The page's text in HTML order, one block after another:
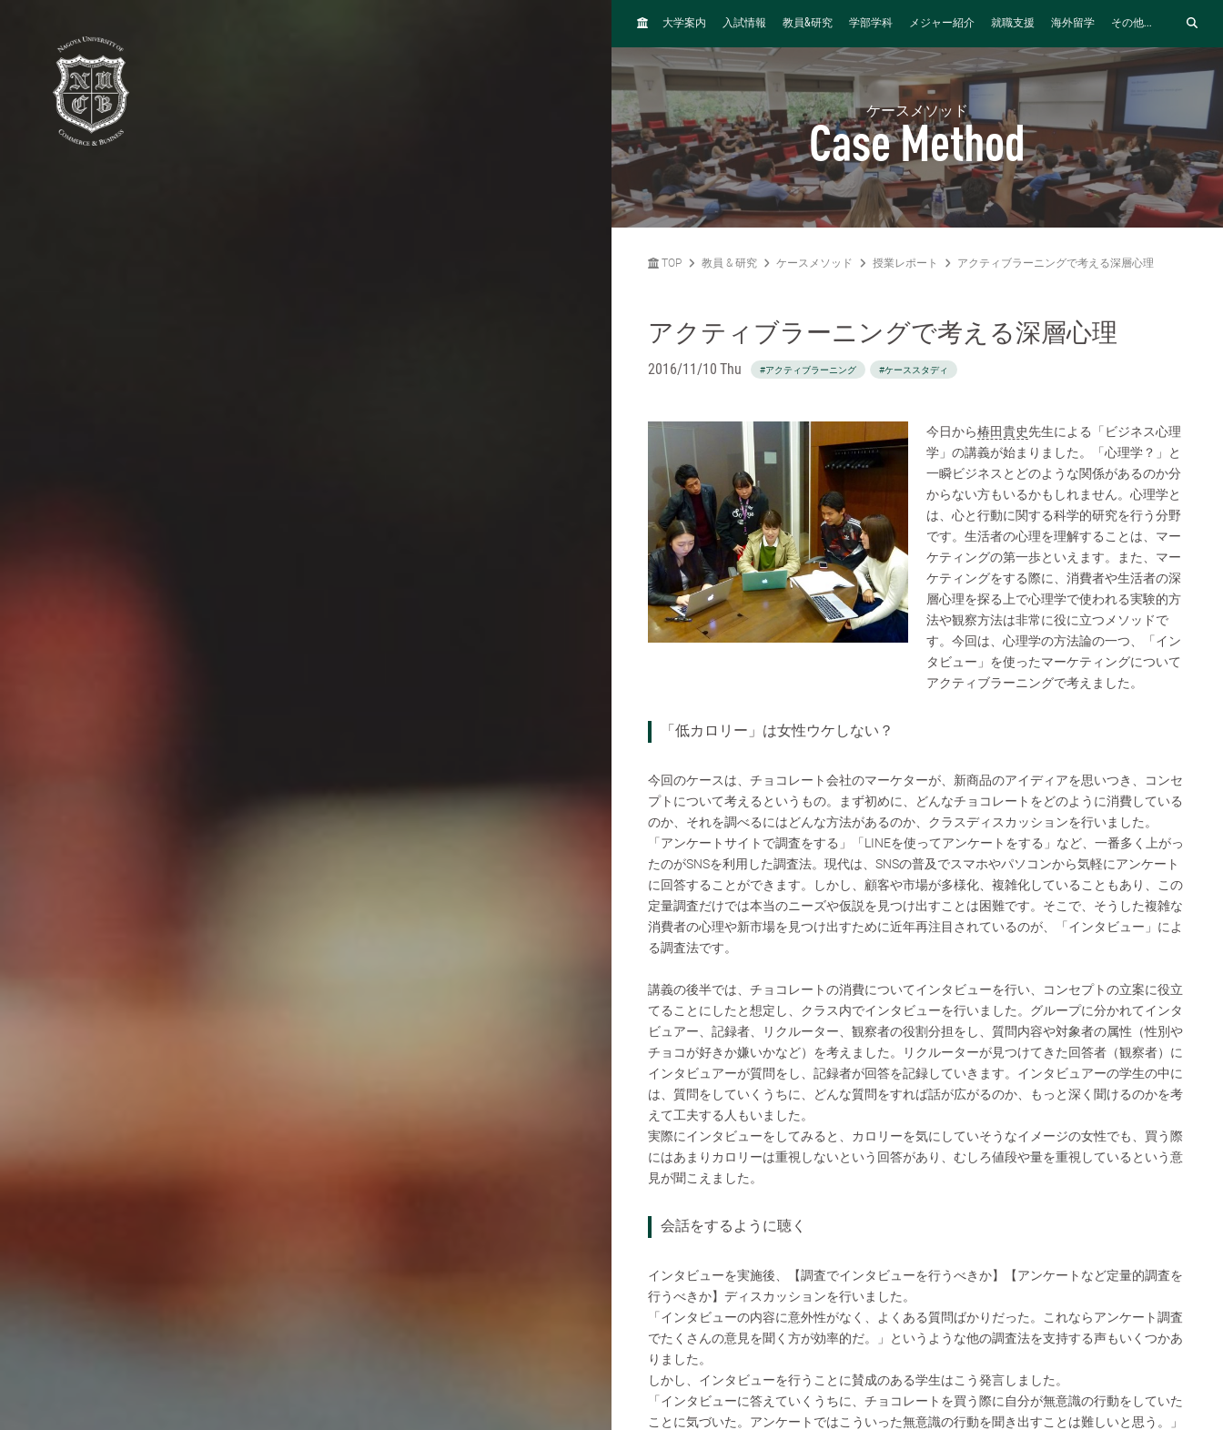
H
M
大学案内 入試情報 教員&研究 学部学科 メジャー紹介 就職支援 海外留学 その他...
ケースメソッド
Case Method
TOP 教員 & 研究 ケースメソッド 授業レポート アクティブラーニングで考える深層心理
アクティブラーニングで考える深層心理
2016/11/10 Thu #アクティブラーニング #ケーススタディ
今日から椿田貴史先生による「ビジネス心理
学」の講義が始まりました。「心理学？」と
一瞬ビジネスとどのような関係があるのか分
からない方もいるかもしれません。心理学と
は、心と行動に関する科学的研究を行う分野
です。生活者の心理を理解することは、マー
ケティングの第一歩といえます。また、マー
ケティングをする際に、消費者や生活者の深
層心理を探る上で心理学で使われる実験的方
法や観察方法は非常に役に立つメソッドで
す。今回は、心理学の方法論の一つ、「イン
タビュー」を使ったマーケティングについて
アクティブラーニングで考えました。
「低カロリー」は女性ウケしない？
今回のケースは、チョコレート会社のマーケターが、新商品のアイディアを思いつき、コンセ
プトについて考えるというもの。まず初めに、どんなチョコレートをどのように消費している
のか、それを調べるにはどんな方法があるのか、クラスディスカッションを行いました。
「アンケートサイトで調査をする」「LINEを使ってアンケートをする」など、一番多く上がっ
たのがSNSを利用した調査法。現代は、SNSの普及でスマホやパソコンから気軽にアンケート
に回答することができます。しかし、顧客や市場が多様化、複雑化していることもあり、この
定量調査だけでは本当のニーズや仮説を見つけ出すことは困難です。そこで、そうした複雑な
消費者の心理や新市場を見つけ出すために近年再注目されているのが、「インタビュー」によ
る調査法です。
講義の後半では、チョコレートの消費についてインタビューを行い、コンセプトの立案に役立
てることにしたと想定し、クラス内でインタビューを行いました。グループに分かれてインタ
ビュアー、記録者、リクルーター、観察者の役割分担をし、質問内容や対象者の属性（性別や
チョコが好きか嫌いかなど）を考えました。リクルーターが見つけてきた回答者（観察者）に
インタビュアーが質問をし、記録者が回答を記録していきます。インタビュアーの学生の中に
は、質問をしていくうちに、どんな質問をすれば話が広がるのか、もっと深く聞けるのかを考
えて工夫する人もいました。
実際にインタビューをしてみると、カロリーを気にしていそうなイメージの女性でも、買う際
にはあまりカロリーは重視しないという回答があり、むしろ値段や量を重視しているという意
見が聞こえました。
会話をするように聴く
インタビューを実施後、【調査でインタビューを行うべきか】【アンケートなど定量的調査を
行うべきか】ディスカッションを行いました。
「インタビューの内容に意外性がなく、よくある質問ばかりだった。これならアンケート調査
でたくさんの意見を聞く方が効率的だ。」というような他の調査法を支持する声もいくつかあ
りました。
しかし、インタビューを行うことに賛成のある学生はこう発言しました。
「インタビューに答えていくうちに、チョコレートを買う際に自分が無意識の行動をしていた
ことに気づいた。アンケートではこういった無意識の行動を聞き出すことは難しいと思う。」